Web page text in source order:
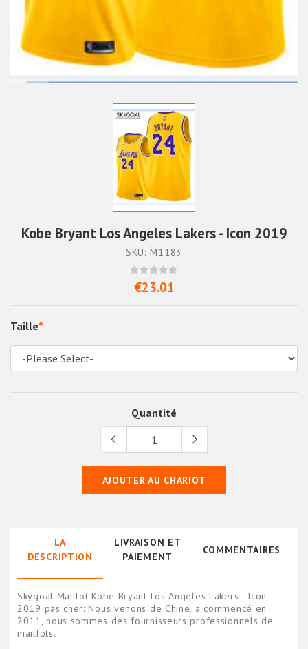
Kobe Bryant Los Angeles Lakers - Icon 2019
SKU: M1183
€23.01
Taille*
Quantité
AJOUTER AU CHARIOT
LA
DESCRIPTION
LIVRAISON ET
PAIEMENT
COMMENTAIRES
Skygoal Maillot Kobe Bryant Los Angeles Lakers - Icon
2019 pas cher: Nous venons de Chine, a commencé en
2011, nous sommes des fournisseurs professionnels de
maillots.